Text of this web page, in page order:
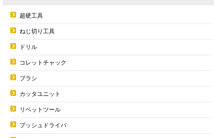
超硬工具
ねじ切り工具
ドリル
コレットチャック
ブラシ
カッタユニット
リベットツール
プッシュドライバ